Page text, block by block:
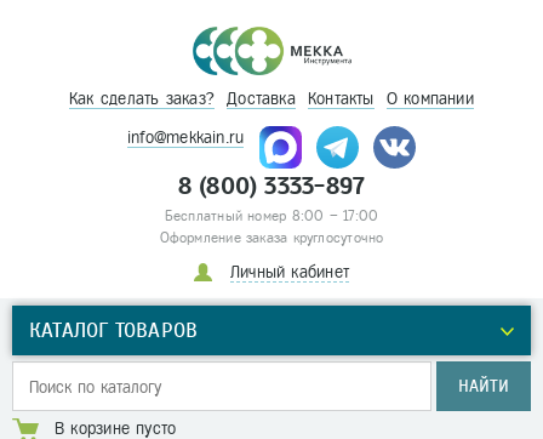
Как сделать заказ? Доставка Контакты О компании
info@mekkain.ru
8 (800) 3333-897
Бесплатный номер 8:00 – 17:00
Оформление заказа круглосуточно
Личный кабинет
КАТАЛОГ ТОВАРОВ
НАЙТИ
В корзине пусто